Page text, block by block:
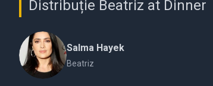
Distribuție Beatriz at Dinner
Salma Hayek
Beatriz